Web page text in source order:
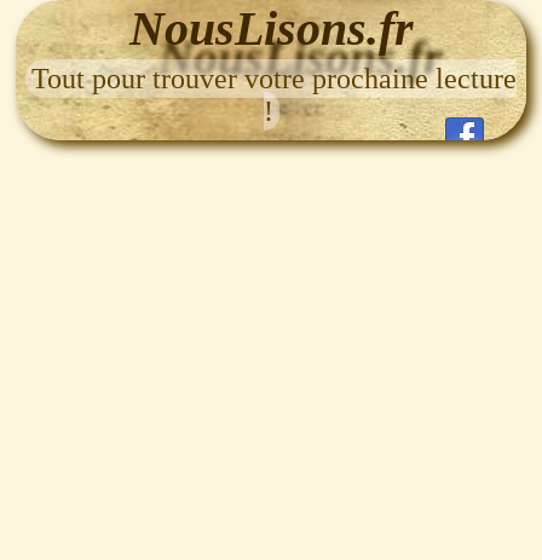
NousLisons.fr
Tout pour trouver votre prochaine lecture
!